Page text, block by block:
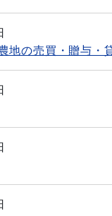
の売買・贈与・